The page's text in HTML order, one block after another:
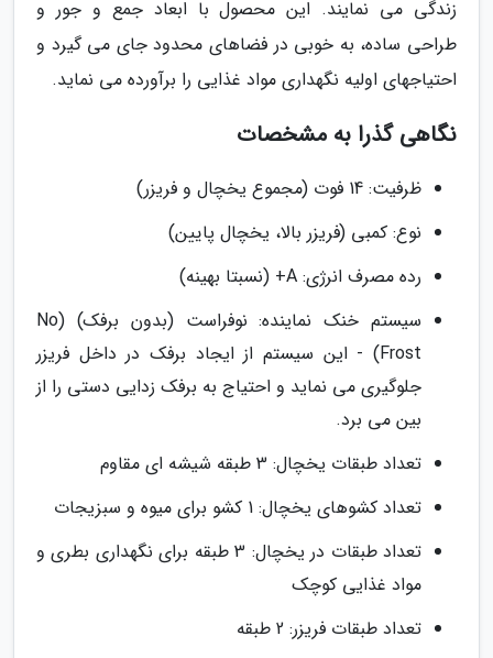
زندگی می نمایند. این محصول با ابعاد جمع و جور و
طراحی ساده، به خوبی در فضاهای محدود جای می گیرد و
احتیاجهای اولیه نگهداری مواد غذایی را برآورده می نماید.
نگاهی گذرا به مشخصات
ظرفیت: 14 فوت (مجموع یخچال و فریزر)
نوع: کمبی (فریزر بالا، یخچال پایین)
رده مصرف انرژی: A+ (نسبتا بهینه)
سیستم خنک نماینده: نوفراست (بدون برفک) (No
Frost) - این سیستم از ایجاد برفک در داخل فریزر
جلوگیری می نماید و احتیاج به برفک زدایی دستی را از
بین می برد.
تعداد طبقات یخچال: 3 طبقه شیشه ای مقاوم
تعداد کشوهای یخچال: 1 کشو برای میوه و سبزیجات
تعداد طبقات در یخچال: 3 طبقه برای نگهداری بطری و
مواد غذایی کوچک
تعداد طبقات فریزر: 2 طبقه